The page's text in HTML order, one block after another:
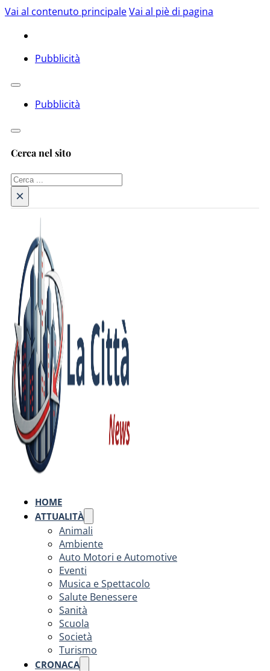
Vai al contenuto principaleVai al piè di pagina
Pubblicità
Pubblicità
Cerca nel sito
Cerca
×
HOME
ATTUALITÀ
Animali
Ambiente
Auto Motori e Automotive
Eventi
Musica e Spettacolo
Salute Benessere
Sanità
Scuola
Società
Turismo
CRONACA